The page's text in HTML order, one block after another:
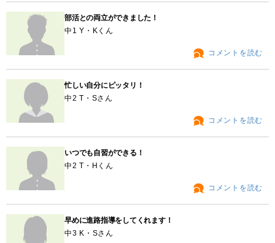
部活との両立ができました！
中1 Y・Kくん
コメントを読む
忙しい自分にピッタリ！
中2 T・Sさん
コメントを読む
いつでも自習ができる！
中2 T・Hくん
コメントを読む
早めに進路指導をしてくれます！
中3 K・Sさん